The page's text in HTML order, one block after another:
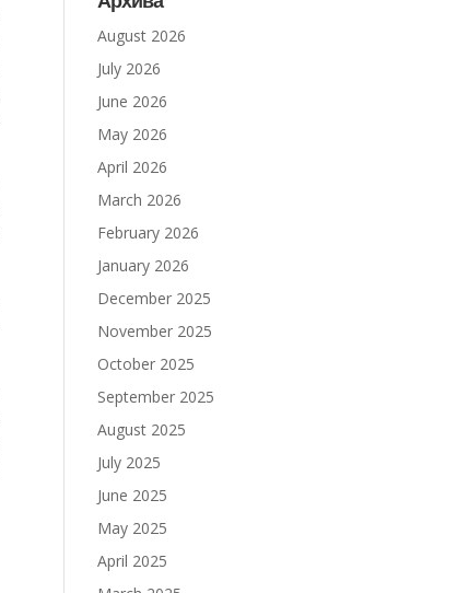
August 2026
July 2026
June 2026
May 2026
April 2026
March 2026
February 2026
January 2026
December 2025
November 2025
October 2025
September 2025
August 2025
July 2025
June 2025
May 2025
April 2025